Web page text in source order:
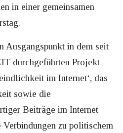
in einer gemeinsamen
Ausgangspunkt in dem seit
durchgeführten Projekt
im Internet‘, das
sowie die
Beiträge im Internet
zu politischem